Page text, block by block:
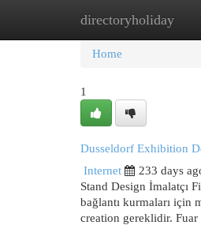
directoryholiday
Home New
Home
1
Dusseldorf Exhibition
Internet
233 days
Stand Design İmalatçı
bağlantı kurmaları için
creation gereklidir. Fuar